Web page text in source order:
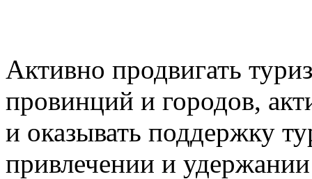
Активно продвигать
провинций и городов,
и оказывать поддержку
привлечении и